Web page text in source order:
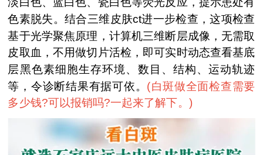
色素脱失。结合三维皮肤ct进一步检查，这项检查
基于光学聚焦原理，计算机三维断层成像，无需取
皮取血，不用做切片活检，即可实时动态查看基底
层黑色素细胞生存环境、数目、结构、运动轨迹
等，令诊断结果有据可依。 (白斑做全面检查需要
多少钱?可以报销吗?一起来了解下。 )